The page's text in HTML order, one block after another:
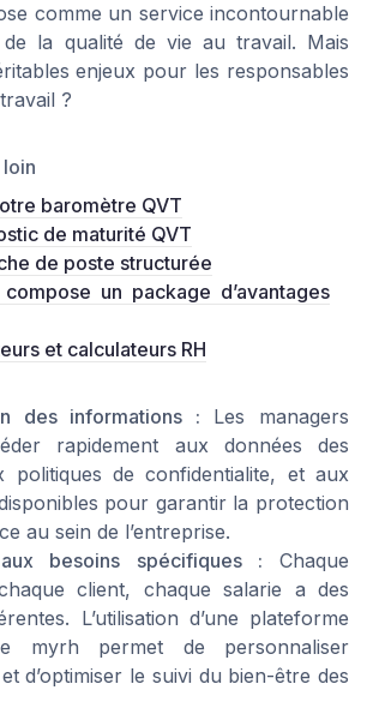
comme un service incontournable
la qualité de vie au travail. Mais
enjeux pour les responsables
?
baromètre QVT
de maturité QVT
de poste structurée
un package d’avantages
et calculateurs RH
des informations : Les managers
rapidement aux données des
politiques de confidentialite, et aux
pour garantir la protection
au sein de l’entreprise.
besoins spécifiques : Chaque
client, chaque salarie a des
L’utilisation d’une plateforme
myrh permet de personnaliser
d’optimiser le suivi du bien-être des